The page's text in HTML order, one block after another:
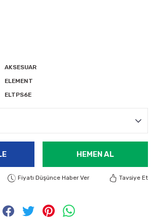
AKSESUAR
ELEMENT
ELTPS6E
HEMEN AL
Fiyatı Düşünce Haber Ver Tavsiye Et